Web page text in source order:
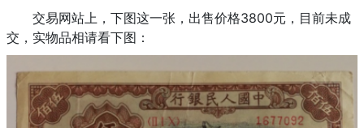
交易网站上，下图这一张，出售价格3800元，目前未成
交，实物品相请看下图：